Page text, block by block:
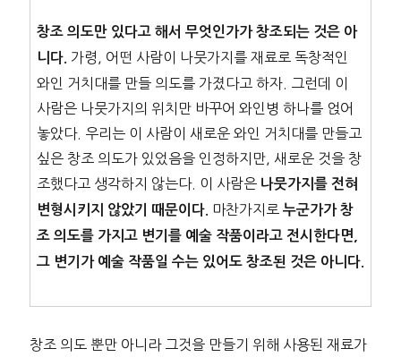
창조 의도만 있다고 해서 무엇인가가 창조되는 것은 아
니다. 가령, 어떤 사람이 나뭇가지를 재료로 독창적인
와인 거치대를 만들 의도를 가졌다고 하자. 그런데 이
사람은 나뭇가지의 위치만 바꾸어 와인병 하나를 얹어
놓았다. 우리는 이 사람이 새로운 와인 거치대를 만들고
싶은 창조 의도가 있었음을 인정하지만, 새로운 것을 창
조했다고 생각하지 않는다. 이 사람은 나뭇가지를 전혀
변형시키지 않았기 때문이다. 마찬가지로 누군가가 창
조 의도를 가지고 변기를 예술 작품이라고 전시한다면,
그 변기가 예술 작품일 수는 있어도 창조된 것은 아니다.
창조 의도 뿐만 아니라 그것을 만들기 위해 사용된 재료가